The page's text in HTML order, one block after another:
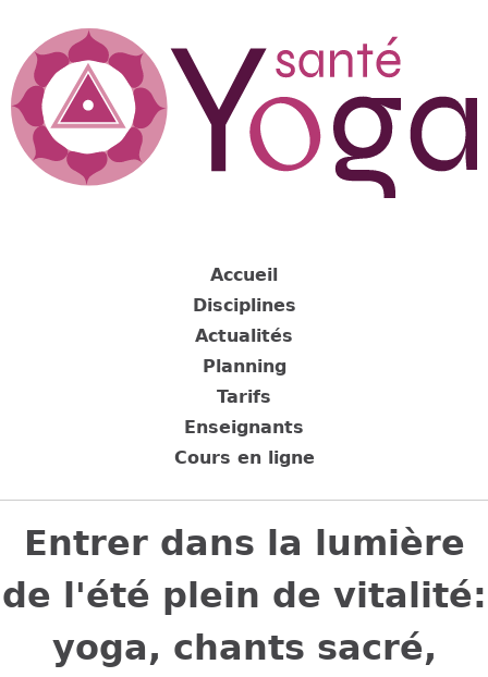
navigation
Back
topEntrer dans la lumière
de l'été plein de vitalité:
yoga, chants sacré,
Accueil
Disciplines
Actualités
Planning
Tarifs
Enseignants
Cours en ligne